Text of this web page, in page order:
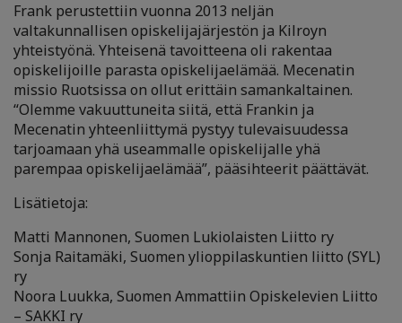
Frank perustettiin vuonna 2013 neljän
valtakunnallisen opiskelijajärjestön ja Kilroyn
yhteistyönä. Yhteisenä tavoitteena oli rakentaa
opiskelijoille parasta opiskelijaelämää. Mecenatin
missio Ruotsissa on ollut erittäin samankaltainen.
“Olemme vakuuttuneita siitä, että Frankin ja
Mecenatin yhteenliittymä pystyy tulevaisuudessa
tarjoamaan yhä useammalle opiskelijalle yhä
parempaa opiskelijaelämää”, pääsihteerit päättävät.
Lisätietoja:
Matti Mannonen, Suomen Lukiolaisten Liitto ry
Sonja Raitamäki, Suomen ylioppilaskuntien liitto (SYL)
ry
Noora Luukka, Suomen Ammattiin Opiskelevien Liitto
– SAKKI ry